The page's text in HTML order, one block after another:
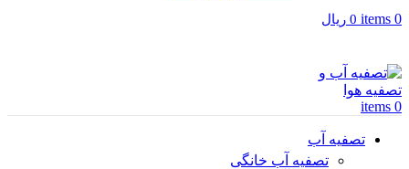
0
items
0 ریال
0
items
تصفیه آب
تصفیه آب خانگی